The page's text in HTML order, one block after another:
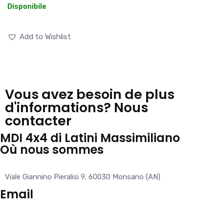
Disponibile
Add to Wishlist
Vous avez besoin de plus
d'informations? Nous
contacter
MDI 4x4 di Latini Massimiliano
Où nous sommes
Viale Giannino Pieralisi 9, 60030 Monsano (AN)
Email